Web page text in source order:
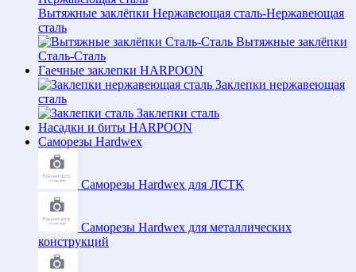
Вытяжные заклёпки Нержавеющая сталь-Нержавеющая
сталь
Вытяжные заклёпки
Сталь-Сталь
Гаечные заклепки HARPOON
Заклепки нержавеющая
сталь
Заклепки сталь
Насадки и биты HARPOON
Саморезы Hardwex
Саморезы Hardwex для ЛСТК
Саморезы Hardwex для металлических
конструкций